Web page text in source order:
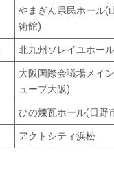
やまぎん県民ホール(
術館)
北九州ソレイユホール
大阪国際会議場メイ
ューブ大阪)
ひの煉瓦ホール(日野
アクトシティ浜松